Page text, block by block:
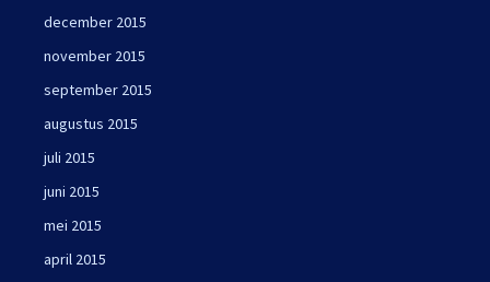
december 2015
november 2015
september 2015
augustus 2015
juli 2015
juni 2015
mei 2015
april 2015